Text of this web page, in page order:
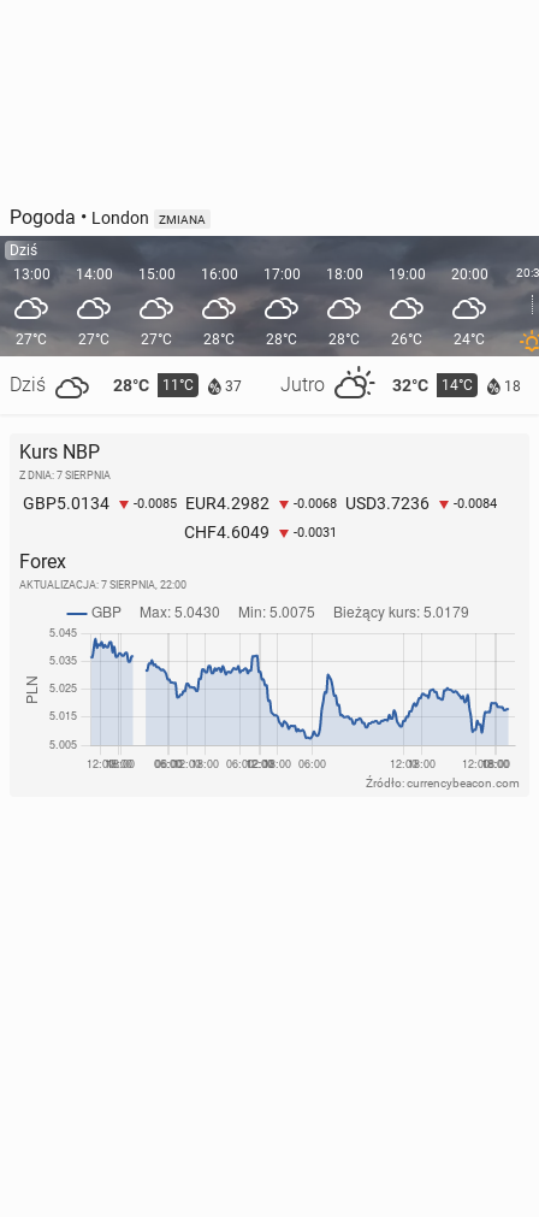
Pogoda • London ZMIANA
Dziś
13:00
27°C
Dziś 28°C 11°C 37 Jutro 32°C 14°C 18
14:00
27°C
15:00
27°C
16:00
28°C
17:00
28°C
18:00
28°C
19:00
26°C
20:00
24°C
Kurs NBP
Z DNIA: 7 SIERPNIA
GBP5.0134 -0.0085 EUR4.2982 -0.0068 USD3.7236 -0.0084
CHF4.6049 -0.0031
Forex
AKTUALIZACJA: 7 SIERPNIA, 22:00
Źródło: currencybeacon.com